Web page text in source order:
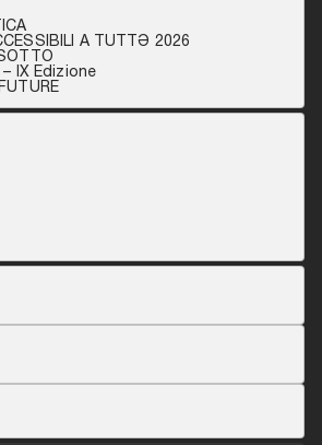
A TUTTƏ 2026
IX Edizione